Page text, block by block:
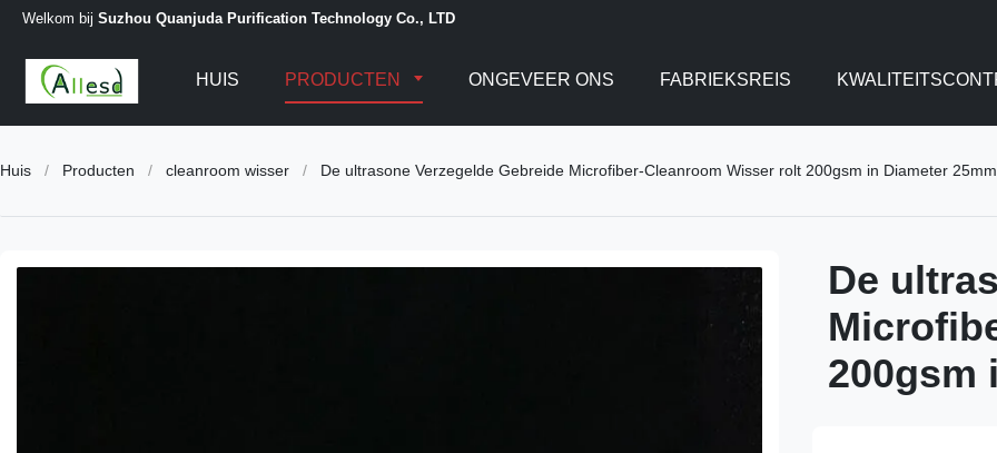
Welkom bij Suzhou Quanjuda Purification Technology Co., LTD
HUIS PRODUCTEN ONGEVEER ONS FABRIEKSREIS
Huis / Producten / cleanroom wisser / De ultrasone Verzegelde Gebreide Microfiber-Cleanroom Wisser rolt 200gsm in Diameter
De
200gsm